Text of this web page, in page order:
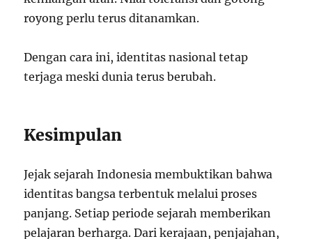
royong perlu terus ditanamkan.
Dengan cara ini, identitas nasional tetap
terjaga meski dunia terus berubah.
Kesimpulan
Jejak sejarah Indonesia membuktikan bahwa
identitas bangsa terbentuk melalui proses
panjang. Setiap periode sejarah memberikan
pelajaran berharga. Dari kerajaan, penjajahan,